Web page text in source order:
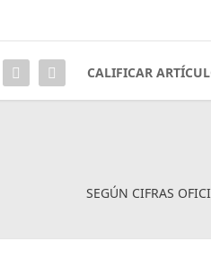
CALIFICAR
SEGÚN CIFRAS